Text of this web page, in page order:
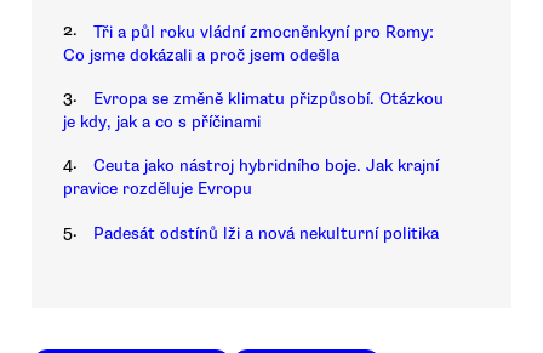
2.
Tři a půl roku vládní zmocněnkyní pro Romy:
Co jsme dokázali a proč jsem odešla
3.
Evropa se změně klimatu přizpůsobí. Otázkou
je kdy, jak a co s příčinami
4.
Ceuta jako nástroj hybridního boje. Jak krajní
pravice rozděluje Evropu
5. Padesát odstínů lži a nová nekulturní politika